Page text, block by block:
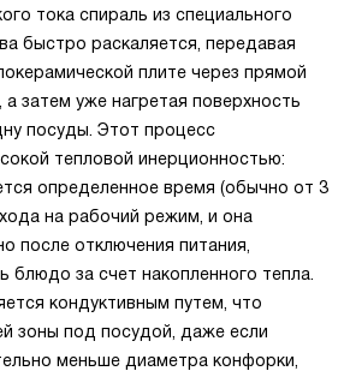
тока спираль из специального
быстро раскаляется, передавая
плите через прямой
а затем уже нагретая поверхность
посуды. Этот процесс
тепловой инерционностью:
определенное время (обычно от 3
на рабочий режим, и она
после отключения питания,
блюдо за счет накопленного тепла.
кондуктивным путем, что
зоны под посудой, даже если
меньше диаметра конфорки,